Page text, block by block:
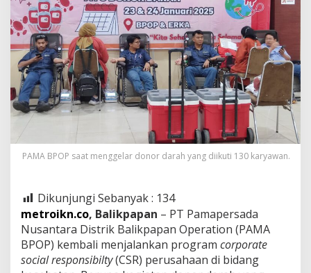
PAMA BPOP saat menggelar donor darah yang diikuti 130 karyawan.
Dikunjungi Sebanyak : 134
metroikn.co, Balikpapan – PT Pamapersada
Nusantara Distrik Balikpapan Operation (PAMA
BPOP) kembali menjalankan program corporate
social responsibilty(CSR) perusahaan di bidang